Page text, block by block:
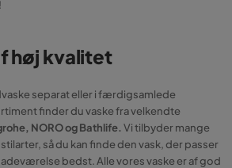
høj kvalitet
separat eller i færdigsamlede
finder du vaske fra velkendte
NORO og Bathlife. Vi tilbyder mange
så du kan finde den vask, der passer
bedst. Alle vores vaske er af god